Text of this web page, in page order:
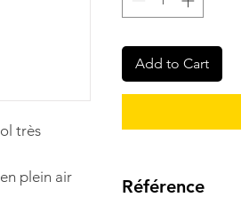
très
plein air
Add to Cart
Référence